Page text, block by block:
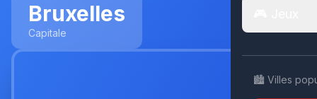
🏙️ Villes
Bruxelles
Capitale